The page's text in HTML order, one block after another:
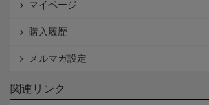
マイページ
購入履歴
メルマガ設定
関連リンク